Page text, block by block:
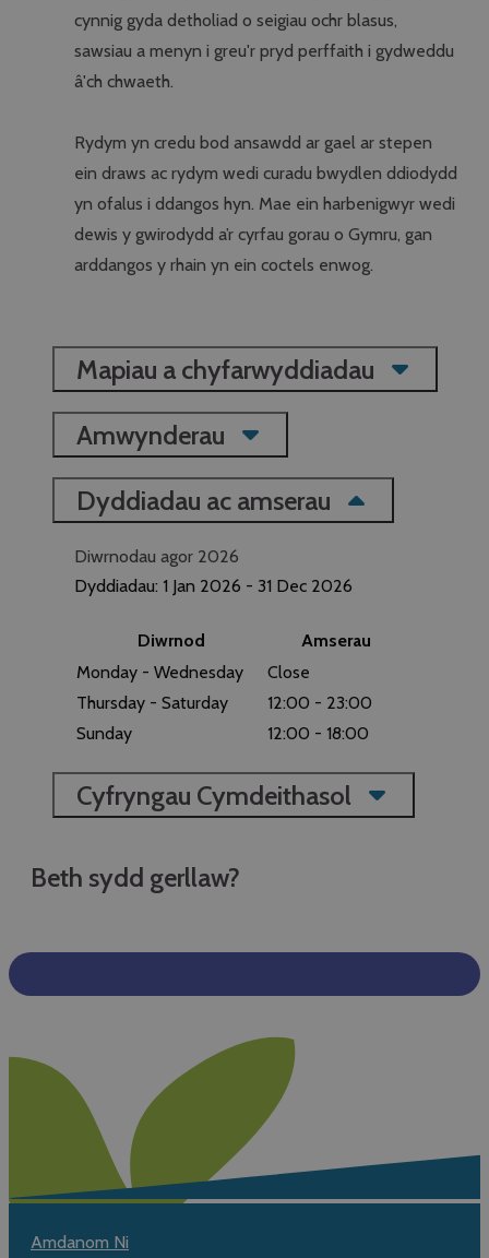
cynnig gyda detholiad o seigiau ochr blasus,
sawsiau a menyn i greu'r pryd perffaith i gydweddu
â'ch chwaeth.
Rydym yn credu bod ansawdd ar gael ar stepen
ein draws ac rydym wedi curadu bwydlen ddiodydd
yn ofalus i ddangos hyn. Mae ein harbenigwyr wedi
dewis y gwirodydd a’r cyrfau gorau o Gymru, gan
arddangos y rhain yn ein coctels enwog.
Mapiau a chyfarwyddiadau
Amwynderau
Dyddiadau ac amserau
Diwrnodau agor 2026
Dyddiadau: 1 Jan 2026 - 31 Dec 2026
Diwrnod
Amserau
Monday - Wednesday
Close
Thursday - Saturday
12:00 - 23:00
Sunday
12:00 - 18:00
Cyfryngau Cymdeithasol
Beth sydd gerllaw?
Amdanom Ni